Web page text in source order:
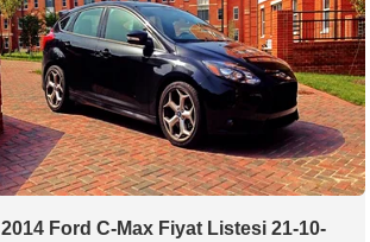
2014 Ford C-Max Fiyat Listesi 21-10-